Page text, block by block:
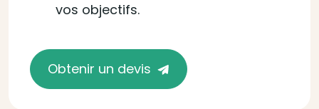
vos objectifs.
Obtenir un devis